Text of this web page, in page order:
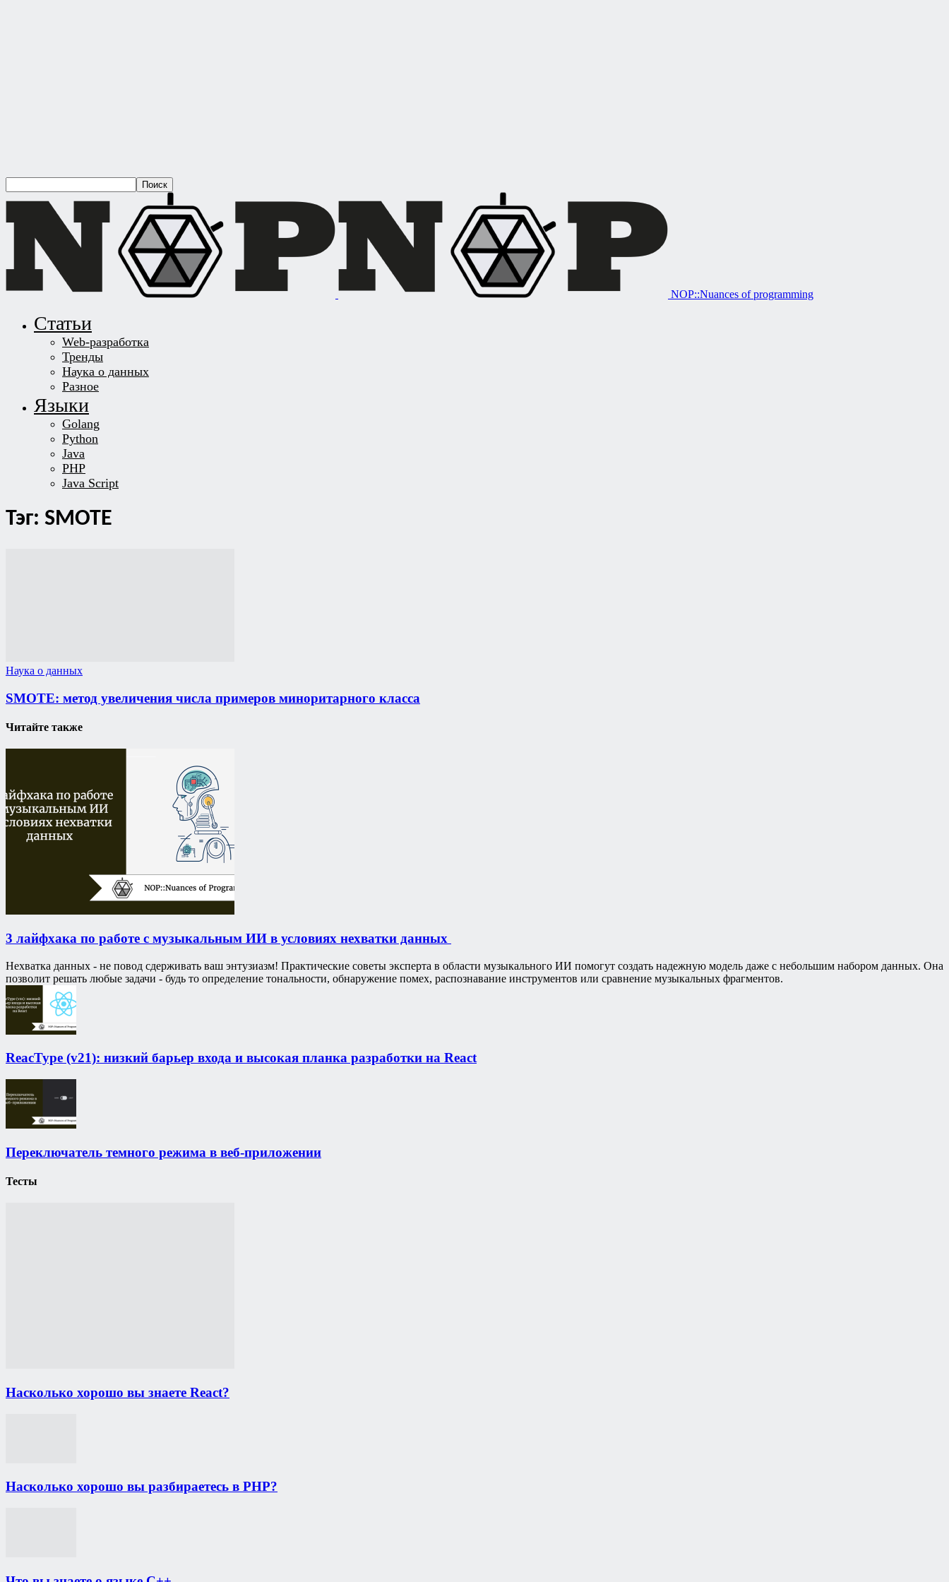
NOP::Nuances of programming
Статьи
Web-разработка
Тренды
Наука о данных
Разное
Языки
Golang
Python
Java
PHP
Java Script
Тэг: SMOTE
Наука о данных
SMOTE: метод увеличения числа примеров миноритарного класса
Читайте также
3 лайфхака по работе с музыкальным ИИ в условиях нехватки данных
Нехватка данных - не повод сдерживать ваш энтузиазм! Практические советы эксперта в области музыкального ИИ помогут создать надежную модель даже с небольшим набором данных. Она
позволит решать любые задачи - будь то определение тональности, обнаружение помех, распознавание инструментов или сравнение музыкальных фрагментов.
ReacType (v21): низкий барьер входа и высокая планка разработки на React
Переключатель темного режима в веб-приложении
Тесты
Насколько хорошо вы знаете React?
Насколько хорошо вы разбираетесь в PHP?